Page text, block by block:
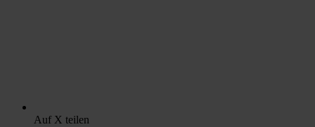
Auf X teilen